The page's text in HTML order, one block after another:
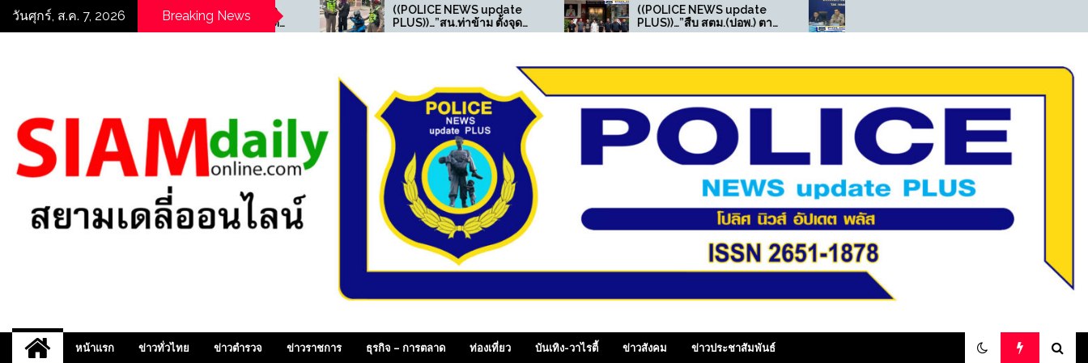
Skipวันศุกร์, ส.ค. 7, 2026 Breaking News
((POLICE NEWS update
PLUS))…”ตร.สภ.พบพระ จัด
กิจกรรมอบรมให้ความรู้ด้าน
((POLICE NEWS update
PLUS))…”สน.ท่าข้าม ตั้งจุด
ตรวจกวดขันวินัยจราจร
((POLICE NEWS update
PLUS))…”สืบ สตม.(ปอพ.) ตาม
รวบอาเฉียง อาชญากร
((POLICE NEWS update
PLUS))…”มท.3″รมช. เจ
เศรษฐ” นำทีมเปิดปฏิบัติการ
สน.เพชรเก
สยามเดลี่ออนไลน์ , SiamDailyOnline , policenewsupdateplus
หน้าแรก ข่าวทั่วไทย ข่าวตำรวจ ข่าวราชการ ธุรกิจ – การตลาด ท่องเที่ยว บันเทิง-วาไรตี้ ข่าวสังคม ข่าวประชาสัมพันธ์